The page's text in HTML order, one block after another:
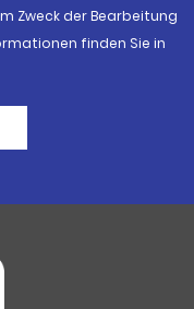
Zweck der Bearbeitung
finden Sie in